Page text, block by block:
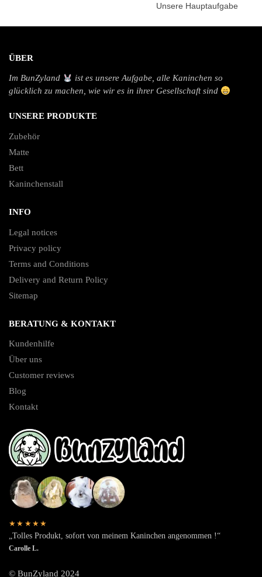
Unsere Hauptaufgabe
ÜBER
Im BunZyland
ist es unsere Aufgabe, alle Kaninchen so
glücklich zu machen, wie wir es in ihrer Gesellschaft sind
UNSERE PRODUKTE
Zubehör
Matte
Bett
Kaninchenstall
INFO
Legal notices
Privacy policy
Terms and Conditions
Delivery and Return Policy
Sitemap
BERATUNG & KONTAKT
Kundenhilfe
Über uns
Customer reviews
Blog
Kontakt
★★★★★
„Tolles Produkt, sofort von meinem Kaninchen angenommen !“
Carolle L.
© BunZyland 2024